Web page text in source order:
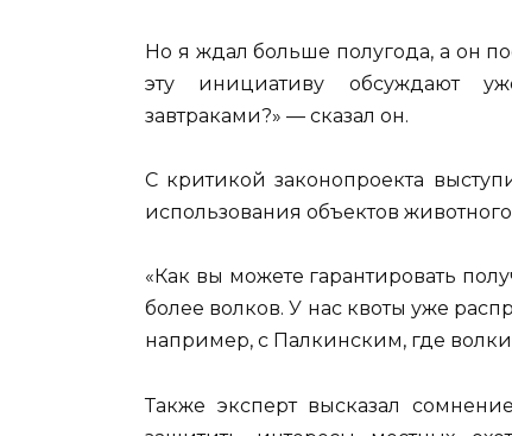
Но я ждал больше полугода, а он
эту инициативу обсуждают
завтраками?» — сказал он.
С критикой законопроекта
использования объектов
«Как вы можете гарантировать
более волков. У нас квоты уже
например, с Палкинским, где волки
Также эксперт высказал